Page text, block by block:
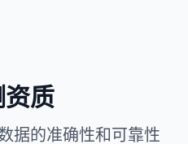
质
据的准确性和可靠性